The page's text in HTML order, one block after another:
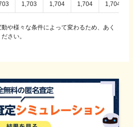
1,703 1,704 1,704 1,704
や様々な条件によって変わるため、あく
さい。